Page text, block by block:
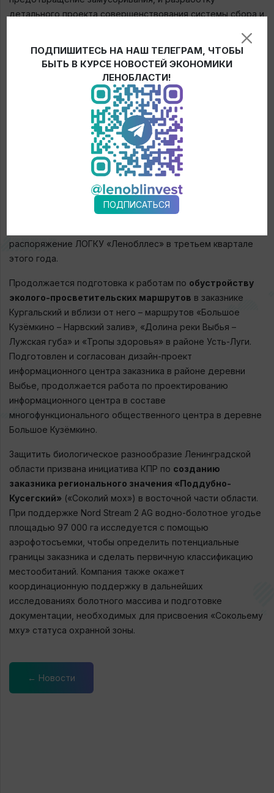
детального проекта совершенствования системы сбора и
рамках акций по уборке мусора, инициированных
компанией Nord Stream 2 AG, была очищена территория
заказника «Кургальский» площадью 120 гектаров. Около 4
000 добровольцев собрали 34,5 тонны мусора.
строительство лесной противопожарной
. Её расположение в непосредственной
близости от заказника – в деревне Межники на
территории усадьбы Усть-Лужского участкового
лесничества – сократит время, которое потребуется
бригаде, чтобы добраться до потенциального места
тушения пожара в «Кургальском», до 40 минут. Nord
распоряжение ЛОГКУ «Ленобллес» в третьем квартале
этого года.
Продолжается подготовка к работам по обустройству
эколого-просветительских маршрутов в заказнике
Кургальский и вблизи от него – маршрутов «Большое
Кузёмкино – Нарвский залив», «Долина реки Выбья –
Лужская губа» и «Тропы здоровья» в районе Усть-Луги.
Подготовлен и согласован дизайн-проект
информационного центра заказника в районе деревни
Выбье, продолжается работа по проектированию
информационного центра в составе
многофункционального общественного центра в деревне
Большое Кузёмкино.
Защитить биологическое разнообразие Ленинградской
области призвана инициатива КПР по созданию
заказника регионального значения «Поддубно-
Кусегский» («Соколий мох») в восточной части области.
При поддержке Nord Stream 2 AG водно-болотное угодье
площадью 97 000 га исследуется с помощью
аэрофотосъемки, чтобы определить потенциальные
границы заказника и сделать первичную классификацию
местообитаний. Компания также окажет
координационную поддержку в дальнейших
исследованиях болотного массива и подготовке
документации, необходимых для присвоения «Сокольему
мху» статуса охранной зоны.
← Новости
ПОДПИШИТЕСЬ НА НАШ ТЕЛЕГРАМ, ЧТОБЫ
БЫТЬ В КУРСЕ НОВОСТЕЙ ЭКОНОМИКИ
ЛЕНОБЛАСТИ!
ПОДПИСАТЬСЯ